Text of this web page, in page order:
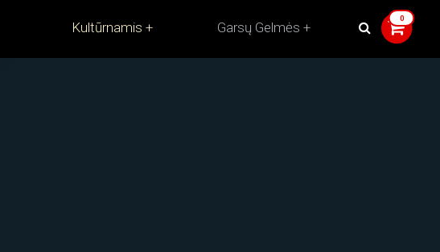
Kultūrnamis Garsų Gelmės